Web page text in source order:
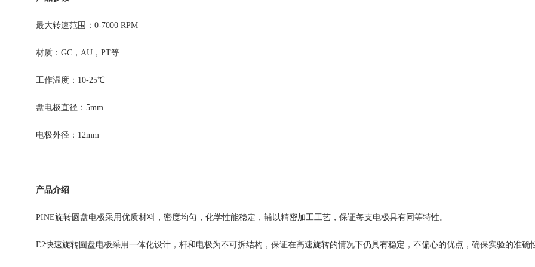
最大转速范围：0-7000 RPM
材质：GC，AU，PT等
工作温度：10-25℃
盘电极直径：5mm
电极外径：12mm
产品介绍
PINE旋转圆盘电极采用优质材料，密度均匀，化学性能稳定，辅以精密加工工艺，保证每支电极具有同等特性。
E2快速旋转圆盘电极采用一体化设计，杆和电极为不可拆结构，保证在高速旋转的情况下仍具有稳定，不偏心的优点，确保实验的准确